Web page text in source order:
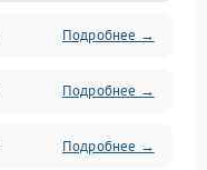
Подробнее →
Подробнее →
Подробнее →